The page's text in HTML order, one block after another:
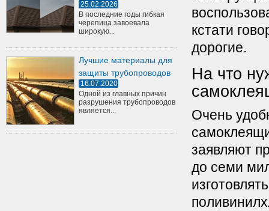
25.02.2026
В последние годы гибкая
черепица завоевала
широкую...
Лучшие материалы для
защиты трубопроводов
16.07.2020
Одной из главных причин
разрушения трубопроводов
является...
кстати
дорогие.
На что
Очень
заявляют
до семи